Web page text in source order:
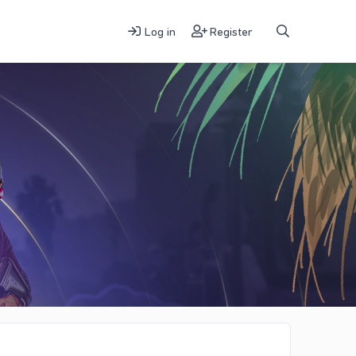
Log in Register